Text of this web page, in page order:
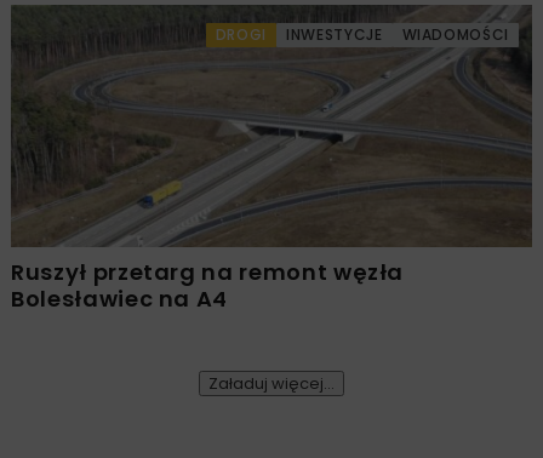
DROGI INWESTYCJE WIADOMOŚCI
Ruszył przetarg na remont węzła
Bolesławiec na A4
Załaduj więcej...